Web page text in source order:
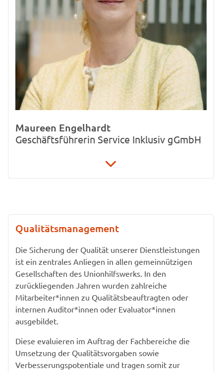
Maureen Engelhardt
Geschäftsführerin Service Inklusiv gGmbH
Eichbuschallee 4 - 6
Qualitätsmanagement
Die Sicherung der Qualität unserer Dienstleistungen
ist ein zentrales Anliegen in allen gemeinnützigen
Gesellschaften des Unionhilfswerks. In den
zurückliegenden Jahren wurden zahlreiche
Mitarbeiter*innen zu Qualitätsbeauftragten oder
internen Auditor*innen oder Evaluator*innen
ausgebildet.
Diese evaluieren im Auftrag der Fachbereiche die
Umsetzung der Qualitätsvorgaben sowie
Verbesserungspotentiale und tragen somit zur